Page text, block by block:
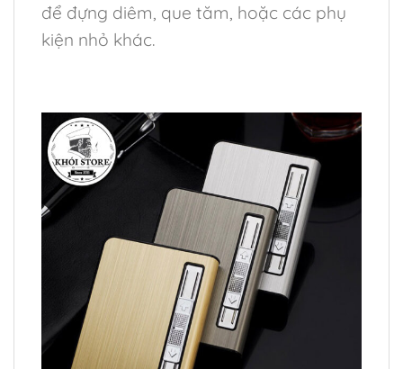
để đựng diêm, que tăm, hoặc các phụ
kiện nhỏ khác.